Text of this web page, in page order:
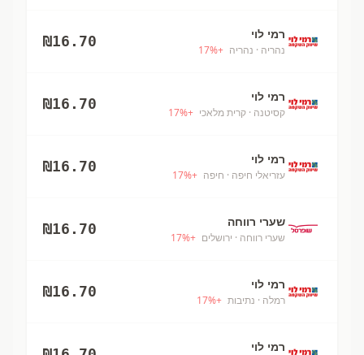
רמי לוי
נהריה · נהריה +
17%
₪16.70
רמי לוי
קסיטנה · קרית מלאכי +
17%
₪16.70
רמי לוי
עזריאלי חיפה · חיפה +
17%
₪16.70
שערי רווחה
שערי רווחה · ירושלים +
17%
₪16.70
רמי לוי
רמלה · נתיבות +
17%
₪16.70
רמי לוי